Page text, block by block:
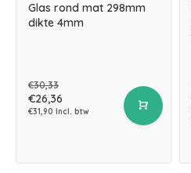
Glas rond mat 298mm
dikte 4mm
€30,33
€26,36
€31,90 Incl. btw